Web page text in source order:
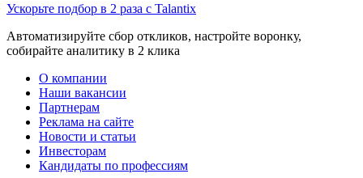
Ускорьте подбор в 2 раза с Talantix
Автоматизируйте сбор откликов, настройте воронку,
собирайте аналитику в 2 клика
О компании
Наши вакансии
Партнерам
Реклама на сайте
Новости и статьи
Инвесторам
Кандидаты по профессиям